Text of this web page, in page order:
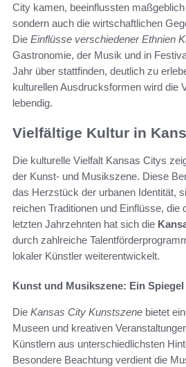
City kamen, beeinflussten
sondern auch die wirtschaftlichen
Die Einflüsse verschiedener Ethnien
Gastronomie, der Musik und in
Jahr über stattfinden, deutlich zu
kulturellen Ausdrucksformen wird die
lebendig.
Vielfältige Kultur in
Die kulturelle Vielfalt Kansas Citys
der Kunst- und Musikszene. Diese
das Herzstück der urbanen Identität,
reichen Traditionen und Einflüsse, die
letzten Jahrzehnten hat sich die
durch zahlreiche
lokaler Künstler weiterentwickelt.
Kunst und Musikszene: Ein
Die Kansas City Kunstszene bietet
Museen und kreativen
Künstlern aus unterschiedlichsten
Besondere Beachtung verdient die